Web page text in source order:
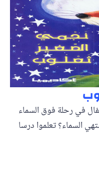
في رحلة فوق السماء
السماء؟ تعلموا درسا